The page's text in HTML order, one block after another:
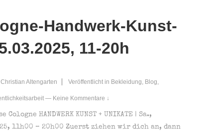
Handwerk-Kunst-
11-20h
Christian Altengarten Veröffentlicht in Bekleidung Blog
— Keine Kommentare ↓
Cologne HANDWERK KUNST + UNIKATE | Sa.,
11h00 – 20h00 Zuerst ziehen wir dich an, dann